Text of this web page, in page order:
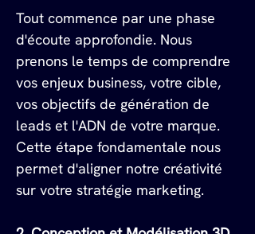
Tout commence par une phase
d'écoute approfondie. Nous
prenons le temps de comprendre
vos enjeux business, votre cible,
vos objectifs de génération de
leads et l'ADN de votre marque.
Cette étape fondamentale nous
permet d'aligner notre créativité
sur votre stratégie marketing.